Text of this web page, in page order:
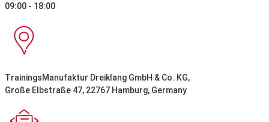
09:00 - 18:00
TrainingsManufaktur Dreiklang GmbH & Co. KG,
Große Elbstraße 47, 22767 Hamburg, Germany